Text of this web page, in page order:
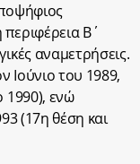
Β΄
αναμετρήσεις.
Ιούνιο του 1989,
1990), ενώ
(17η θέση και